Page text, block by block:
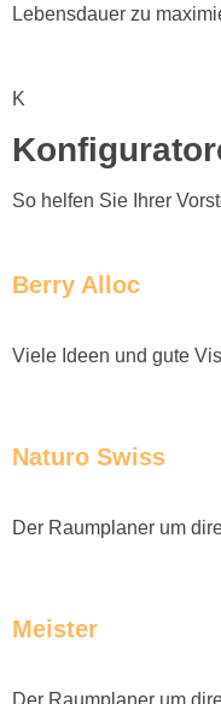
Lebensdauer zu
K
So helfen Sie Ihrer
Berry Alloc
Viele Ideen und gute
Naturo Swiss
Der Raumplaner um
Meister
Der Raumplaner um